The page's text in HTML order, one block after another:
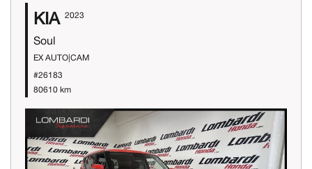
KIA 2023
Soul
EX AUTO|CAM
#26183
80610 km